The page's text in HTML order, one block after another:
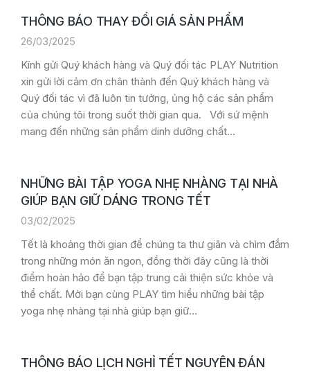
THÔNG BÁO THAY ĐỔI GIÁ SẢN PHẨM
26/03/2025
Kính gửi Quý khách hàng và Quý đối tác PLAY Nutrition
xin gửi lời cảm ơn chân thành đến Quý khách hàng và
Quý đối tác vì đã luôn tin tưởng, ủng hộ các sản phẩm
của chúng tôi trong suốt thời gian qua. Với sứ mệnh
mang đến những sản phẩm dinh dưỡng chất…
NHỮNG BÀI TẬP YOGA NHẸ NHÀNG TẠI NHÀ
GIÚP BẠN GIỮ DÁNG TRONG TẾT
03/02/2025
Tết là khoảng thời gian để chúng ta thư giãn và chìm đắm
trong những món ăn ngon, đồng thời đây cũng là thời
điểm hoàn hảo để bạn tập trung cải thiện sức khỏe và
thể chất. Mời bạn cùng PLAY tìm hiểu những bài tập
yoga nhẹ nhàng tại nhà giúp bạn giữ…
THÔNG BÁO LỊCH NGHỈ TẾT NGUYÊN ĐÁN